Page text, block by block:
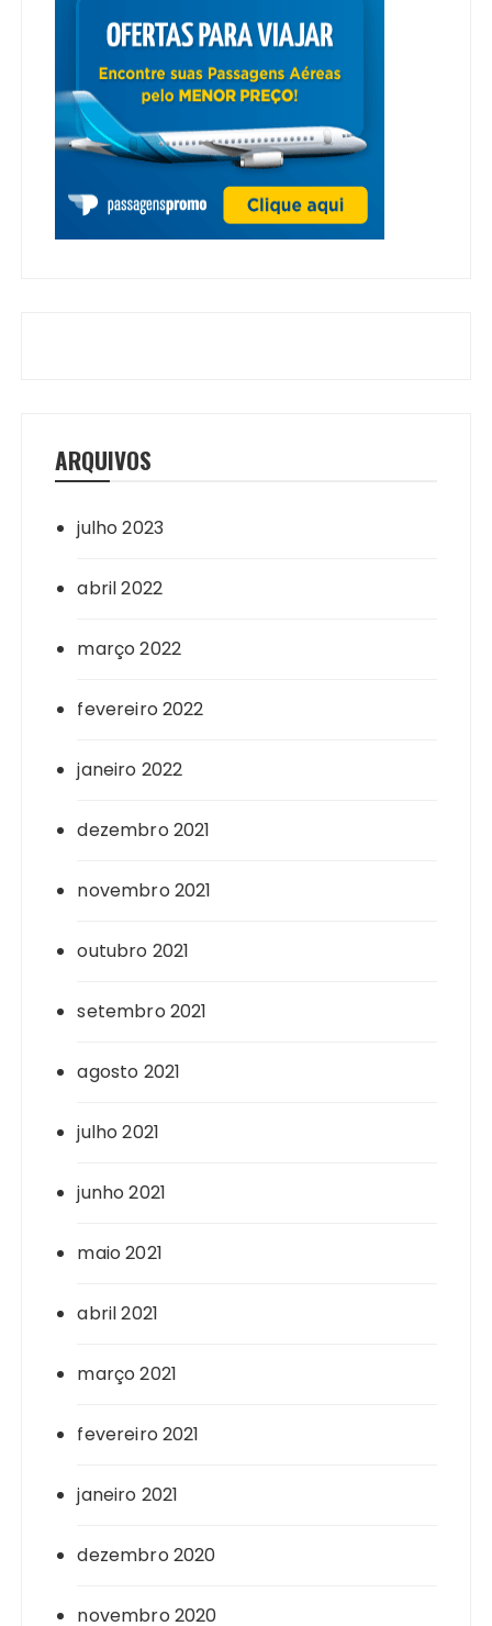
ARQUIVOS
julho 2023
abril 2022
março 2022
fevereiro 2022
janeiro 2022
dezembro 2021
novembro 2021
outubro 2021
setembro 2021
agosto 2021
julho 2021
junho 2021
maio 2021
abril 2021
março 2021
fevereiro 2021
janeiro 2021
dezembro 2020
novembro 2020